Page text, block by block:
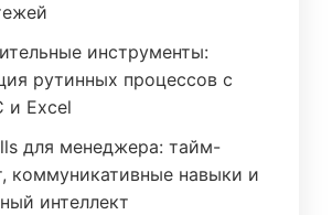
инструменты:
рутинных процессов с
и Excel
для менеджера: тайм-
коммуникативные навыки и
интеллект